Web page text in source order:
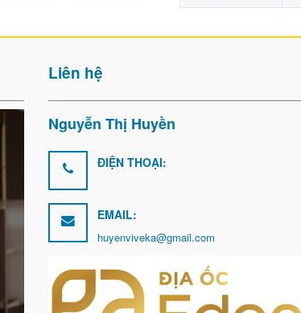
Liên hệ
Nguyễn Thị Huyền
ĐIỆN THOẠI:
EMAIL:
huyenviveka@gmail.com